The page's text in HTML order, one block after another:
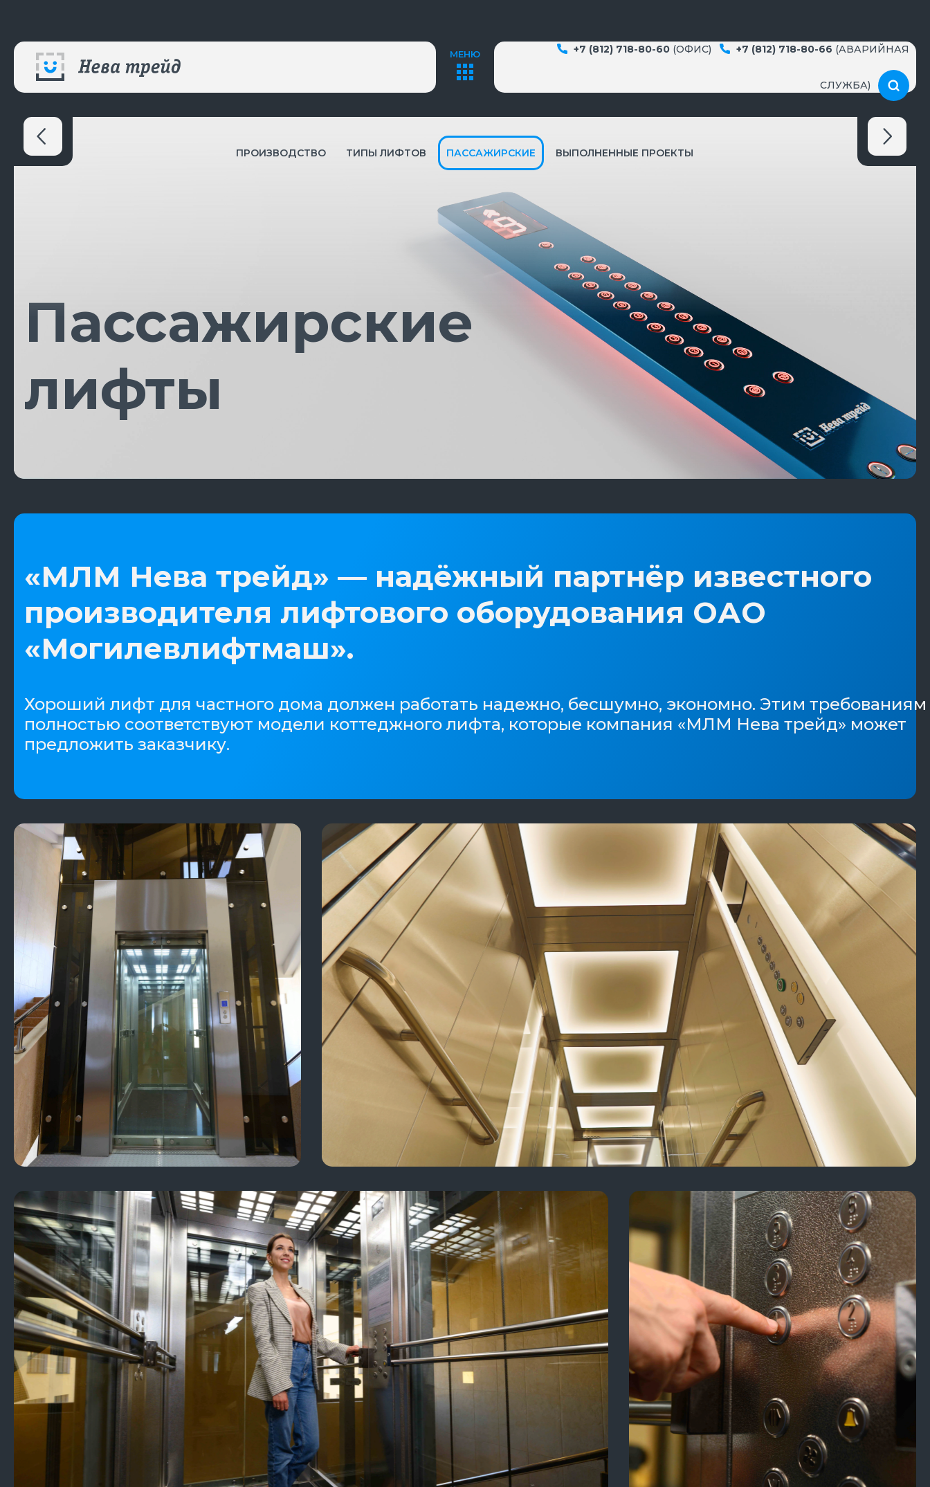
МЕНЮ +7 (812) 718-80-60(ОФИС) +7 (812) 718-80-66 (АВАРИЙНАЯ
СЛУЖБА)
ПРОИЗВОДСТВО ТИПЫ ЛИФТОВ ПАССАЖИРСКИЕ ВЫПОЛНЕННЫЕ ПРОЕКТЫ
Пассажирские
лифты
«МЛМ Нева трейд» — надёжный партнёр известного
производителя лифтового оборудования ОАО
«Могилевлифтмаш».
Хороший лифт для частного дома должен работать надежно, бесшумно, экономно. Этим требованиям
полностью соответствуют модели коттеджного лифта, которые компания «МЛМ Нева трейд» может
предложить заказчику.